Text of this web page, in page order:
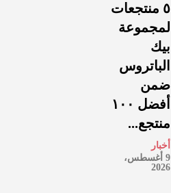
٥ منتجعات
لمجموعة
بيك
الباتروس
ضمن
أفضل ١٠٠
منتجع...
أخبار
9 أغسطس،
2026